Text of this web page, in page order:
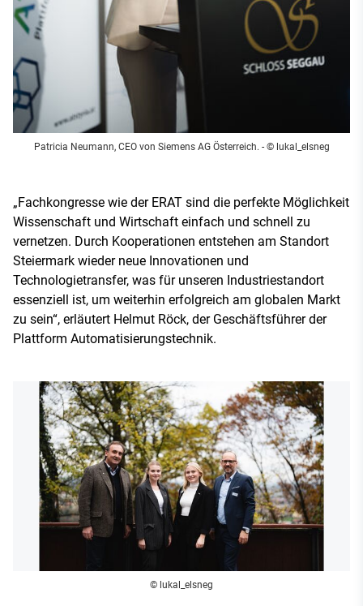
Patricia Neumann, CEO von Siemens AG Österreich. - © lukal_elsneg
„Fachkongresse wie der ERAT sind die perfekte Möglichkeit
Wissenschaft und Wirtschaft einfach und schnell zu
vernetzen. Durch Kooperationen entstehen am Standort
Steiermark wieder neue Innovationen und
Technologietransfer, was für unseren Industriestandort
essenziell ist, um weiterhin erfolgreich am globalen Markt
zu sein“, erläutert Helmut Röck, der Geschäftsführer der
Plattform Automatisierungstechnik.
© lukal_elsneg